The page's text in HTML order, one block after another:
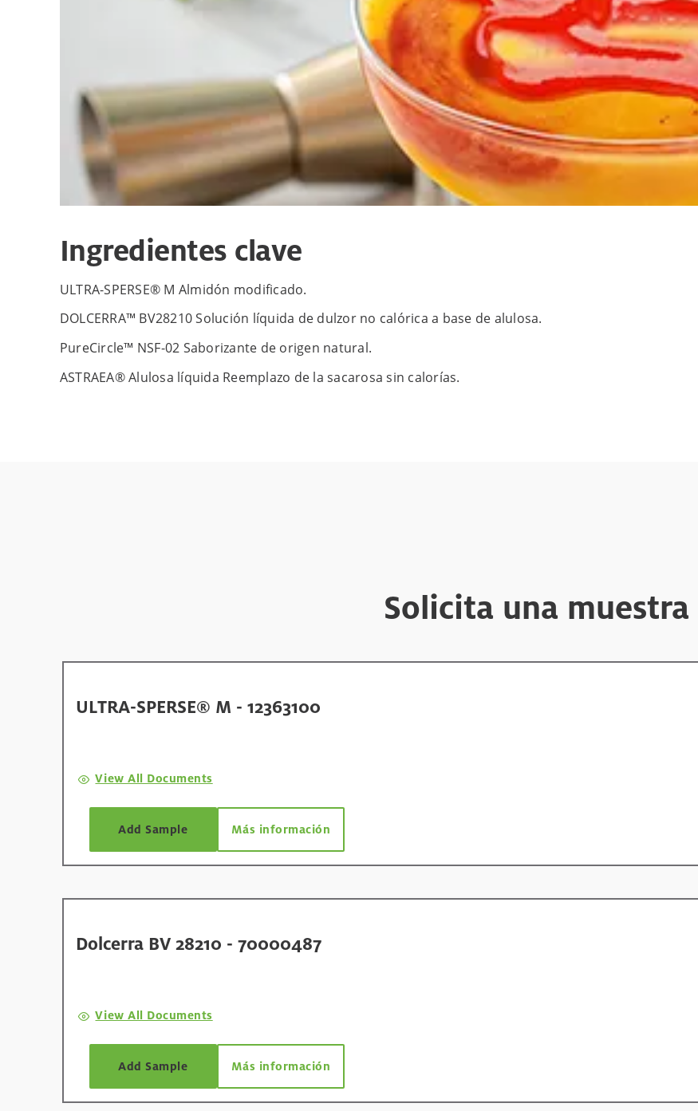
Ingredientes clave
ULTRA-SPERSE® M Almidón modificado.
DOLCERRA™ BV28210 Solución líquida de dulzor no calórica a base de alulosa.
PureCircle™ NSF-02 Saborizante de origen natural.
ASTRAEA® Alulosa líquida Reemplazo de la sacarosa sin calorías.
Solicita una muestra
ULTRA-SPERSE® M - 12363100
View All Documents
Add Sample Más información
Dolcerra BV 28210 - 70000487
View All Documents
Add Sample Más información